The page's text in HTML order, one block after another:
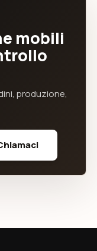
mobili
produzione,